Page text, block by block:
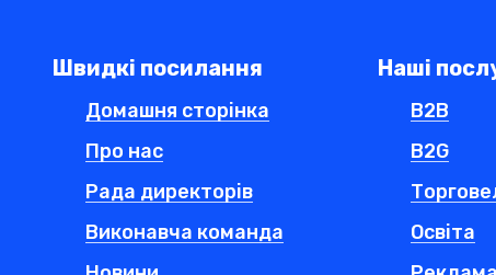
Швидкі посилання
Домашня сторінка
Про нас
Рада директорів
Виконавча команда
Наші
B2B
B2G
Освіта